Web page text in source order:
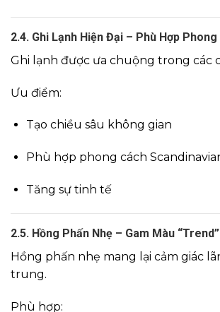
2.4. Ghi Lạnh Hiện Đại – Phù Hợp
Ghi lạnh được ưa chuộng trong các
Ưu điểm:
Tạo chiều sâu không gian
Phù hợp phong cách
Tăng sự tinh tế
2.5. Hồng Phấn Nhẹ – Gam Màu
Hồng phấn nhẹ mang lại cảm giác
trung.
Phù hợp: